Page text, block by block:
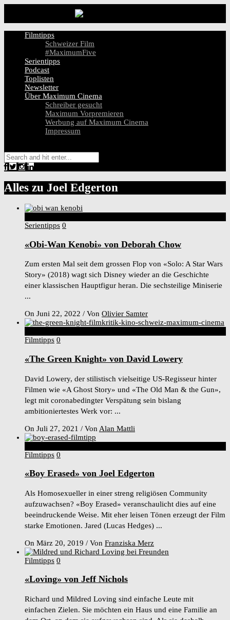
Filmtipps
Schweizer Film
#MaximumFive
Serientipps
Podcast
Toplisten
Newsletter
Über Maximum Cinema
Schreiber gesucht
Maximum Vorpremieren
Werbung auf Maximum Cinema
Impressum
Alles zu Joel Edgerton
Serientipps 0
«Obi-Wan Kenobi» von Deborah Chow
Zum ersten Mal seit dem grossen Flop von «Solo: A Star Wars
Story» (2018) wagt sich Disney wieder an die Geschichte
einer klassischen Hauptfigur heran. Die sechsteilige Miniserie
...
On Juni 22, 2022 / Von Olivier Samter
Filmtipps 0
«The Green Knight» von David Lowery
David Lowery, der stilistisch vielseitige US-Regisseur hinter
Filmen wie «A Ghost Story» und «The Old Man & the Gun»,
legt mit coronabedingter Verspätung sein bislang
ambitioniertestes Werk vor: ...
On Juli 27, 2021 / Von Alan Mattli
Filmtipps 0
«Boy Erased» von Joel Edgerton
Als Homosexueller in einer streng religiösen Community
aufzuwachsen? «Boy Erased» veranschaulicht dies auf eine
beeindruckende Weise. Mit eher leisen Tönen erzeugt der Film
starke Emotionen. Jared (Lucas Hedges) ...
On März 20, 2019 / Von Franziska Merz
Filmtipps 0
«Loving» von Jeff Nichols
Richard und Mildred Loving sind einfache Leute mit
einfachen Zielen. Sie möchten ein Haus und eine Familie an